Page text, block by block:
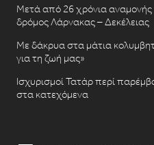
Μετά από 26 χρόνια
δρόμος Λάρνακας – Δεκέλειας
Με δάκρυα στα μάτια
για τη ζωή μας»
Ισχυρισμοί Τατάρ περί
στα κατεχόμενα